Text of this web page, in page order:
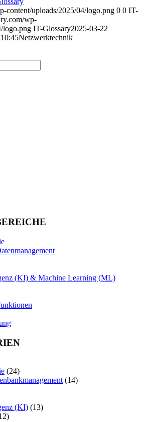
content/uploads/2025/04/logo.png 0 0 IT-
wp-
logo.png IT-Glossary2025-03-22
Netzwerktechnik
(KI) & Machine Learning (ML)
(24)
(14)
(KI) (13)